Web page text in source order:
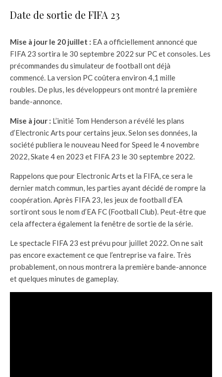
Date de sortie de FIFA 23
Mise à jour le 20 juillet : EA a officiellement annoncé que
FIFA 23 sortira le 30 septembre 2022 sur PC et consoles. Les
précommandes du simulateur de football ont déjà
commencé. La version PC coûtera environ 4,1 mille
roubles. De plus, les développeurs ont montré la première
bande-annonce.
Mise à jour : L’initié Tom Henderson a révélé les plans
d’Electronic Arts pour certains jeux. Selon ses données, la
société publiera le nouveau Need for Speed ​​​​le 4 novembre
2022, Skate 4 en 2023 et FIFA 23 le 30 septembre 2022.
Rappelons que pour Electronic Arts et la FIFA, ce sera le
dernier match commun, les parties ayant décidé de rompre la
coopération. Après FIFA 23, les jeux de football d’EA
sortiront sous le nom d’EA FC (Football Club). Peut-être que
cela affectera également la fenêtre de sortie de la série.
Le spectacle FIFA 23 est prévu pour juillet 2022. On ne sait
pas encore exactement ce que l’entreprise va faire. Très
probablement, on nous montrera la première bande-annonce
et quelques minutes de gameplay.